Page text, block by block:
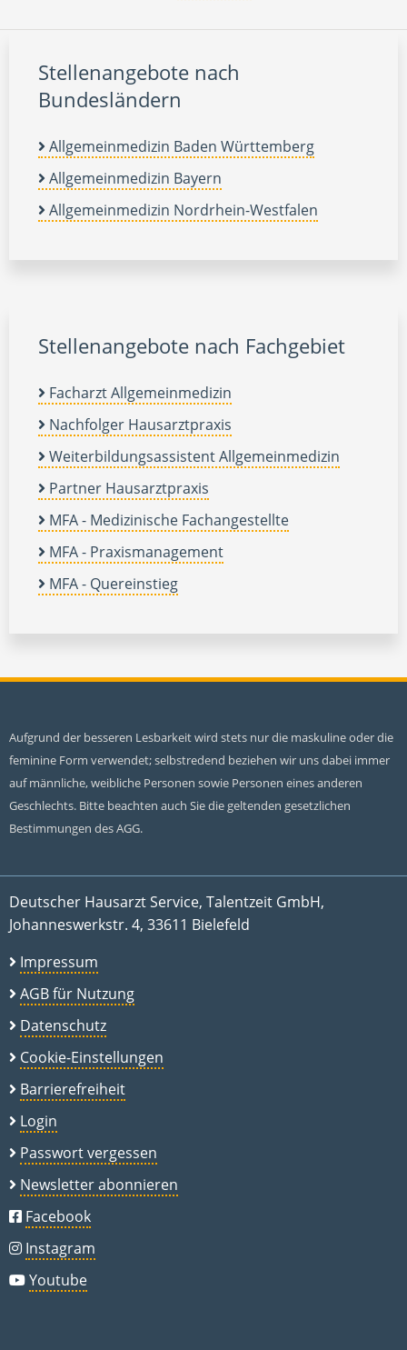
Stellenangebote nach
Bundesländern
Allgemeinmedizin Baden Württemberg
Allgemeinmedizin Bayern
Allgemeinmedizin Nordrhein-Westfalen
Stellenangebote nach Fachgebiet
Facharzt Allgemeinmedizin
Nachfolger Hausarztpraxis
Weiterbildungsassistent Allgemeinmedizin
Partner Hausarztpraxis
MFA - Medizinische Fachangestellte
MFA - Praxismanagement
MFA - Quereinstieg
Aufgrund der besseren Lesbarkeit wird stets nur die maskuline oder die
feminine Form verwendet; selbstredend beziehen wir uns dabei immer
auf männliche, weibliche Personen sowie Personen eines anderen
Geschlechts. Bitte beachten auch Sie die geltenden gesetzlichen
Bestimmungen des AGG.
Deutscher Hausarzt Service, Talentzeit GmbH,
Johanneswerkstr. 4, 33611 Bielefeld
Impressum
AGB für Nutzung
Datenschutz
Cookie-Einstellungen
Barrierefreiheit
Login
Passwort vergessen
Newsletter abonnieren
Facebook
Instagram
Youtube